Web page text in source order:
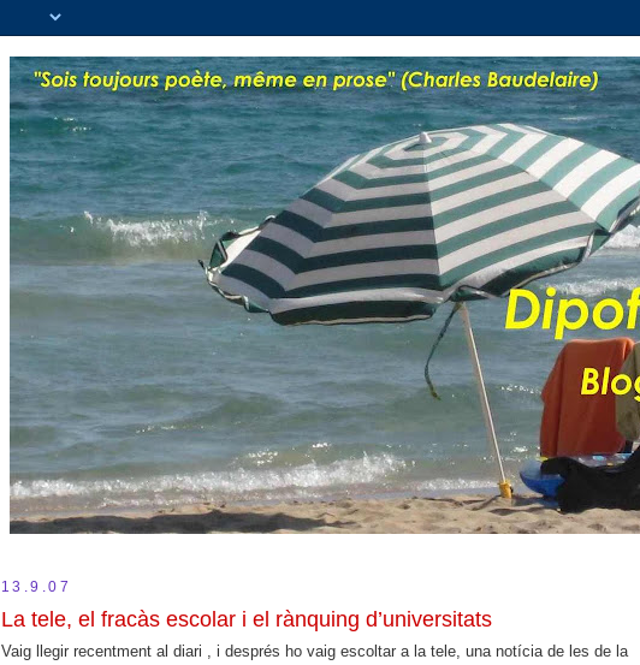
13.9.07
La tele, el fracàs escolar i el rànquing d’universitats
Vaig llegir recentment al diari , i després ho vaig escoltar a la tele, una notícia de les de la